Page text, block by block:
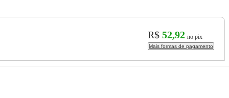
R$ 52,92 no pix
Mais formas de pagamento